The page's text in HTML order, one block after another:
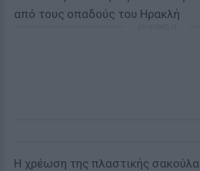
Η χρέωση της πλαστικής